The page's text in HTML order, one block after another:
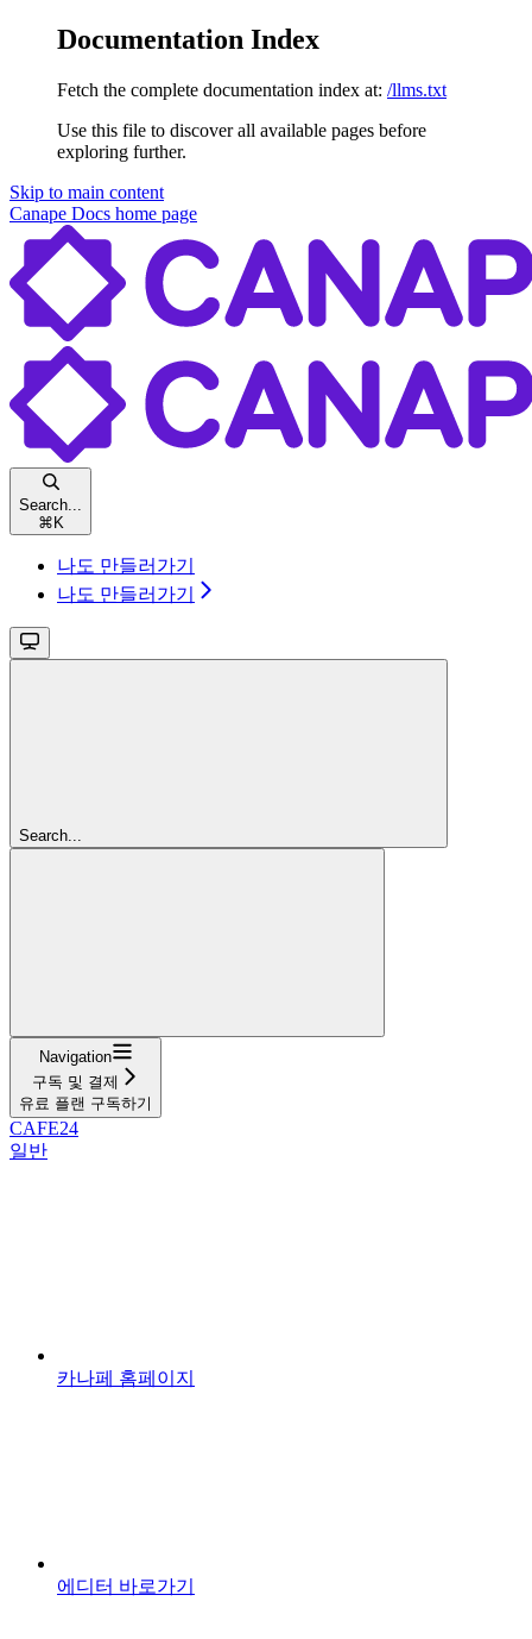
Documentation Index
Fetch the complete documentation index at: /llms.txt
Use this file to discover all available pages before
exploring further.
Skip to main content
Canape Docs home page
Search...
⌘ K
나도 만들러가기
나도 만들러가기
Search...
Navigation
구독 및 결제
유료 플랜 구독하기
CAFE24
일반
카나페 홈페이지
에디터 바로가기